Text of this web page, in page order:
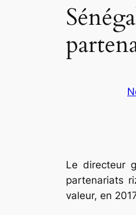
Le directeur
partenariats
valeur, en